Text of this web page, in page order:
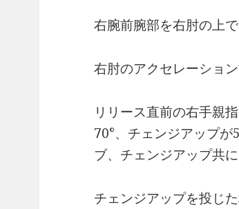
右腕前腕部を右肘の上で
右肘のアクセレーショ
リリース直前の右手親
70°、チェンジアップ
ブ、チェンジアップ共に
チェンジアップを投じ